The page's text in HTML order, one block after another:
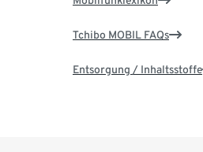
Tchibo MOBIL FAQs
Entsorgung / Inhaltsstoffe